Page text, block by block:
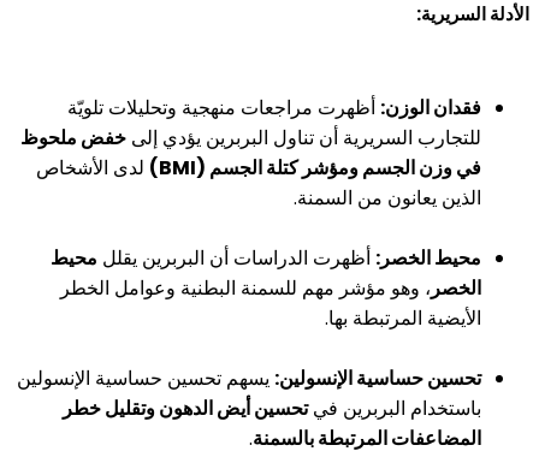
الأدلة السريرية:
فقدان الوزن: أظهرت مراجعات منهجية وتحليلات تلويّة
للتجارب السريرية أن تناول البربرين يؤدي إلى خفض ملحوظ
في وزن الجسم ومؤشر كتلة الجسم (BMI)
لدى الأشخاص
الذين يعانون من السمنة.
محيط الخصر: أظهرت الدراسات أن البربرين يقلل محيط
الخصر، وهو مؤشر مهم للسمنة البطنية وعوامل الخطر
الأيضية المرتبطة بها.
تحسين حساسية الإنسولين: يسهم تحسين حساسية الإنسولين
باستخدام البربرين فيتحسين أيض الدهون وتقليل خطر
المضاعفات المرتبطة بالسمنة.